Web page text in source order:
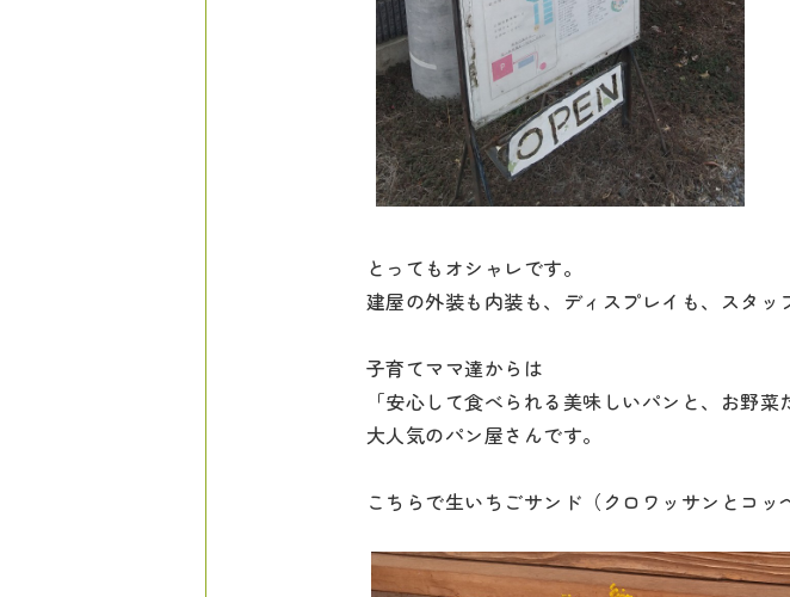
とってもオシャレです。
建屋の外装も内装も、ディスプレイも、スタッ
子育てママ達からは
「安心して食べられる美味しいパンと、お野菜
大人気のパン屋さんです。
こちらで生いちごサンド（クロワッサンとコッ